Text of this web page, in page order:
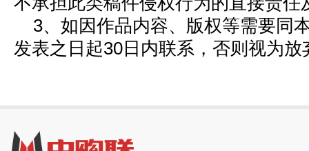
3、如因作品内容、版权等需要同
发表之日起30日内联系，否则视为放